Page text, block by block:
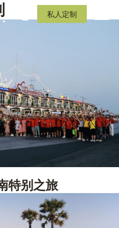
私人定制
特别之旅